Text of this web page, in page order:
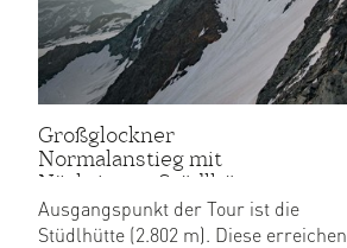
Großglockner
Normalanstieg mit
Nächtigung Stüdlhütte
Ausgangspunkt der Tour ist die
Stüdlhütte (2.802 m). Diese erreichen